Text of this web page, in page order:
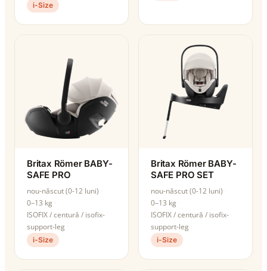
i-Size
Britax Römer BABY-
SAFE PRO
nou-născut (0-12 luni)
0–13 kg
ISOFIX / centură / isofix-
support-leg
i-Size
Britax Römer BABY-
SAFE PRO SET
nou-născut (0-12 luni)
0–13 kg
ISOFIX / centură / isofix-
support-leg
i-Size